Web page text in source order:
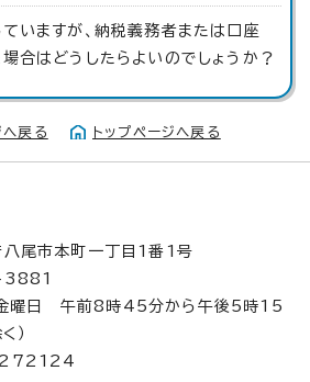
ていますが、納税義務者または口座
合はどうしたらよいのでしょうか？
戻る トップページへ戻る
尾市本町一丁目1番1号
3881
金曜日 午前8時45分から午後5時15
）